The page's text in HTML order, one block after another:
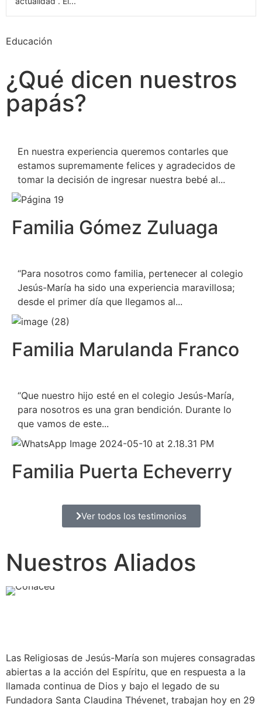
Educación
¿Qué dicen nuestros
papás?
En nuestra experiencia queremos contarles que
estamos supremamente felices y agradecidos de
tomar la decisión de ingresar nuestra bebé al...
Familia Gómez Zuluaga
“Para nosotros como familia, pertenecer al colegio
Jesús-María ha sido una experiencia maravillosa;
desde el primer día que llegamos al...
Familia Marulanda Franco
“Que nuestro hijo esté en el colegio Jesús-María,
para nosotros es una gran bendición. Durante lo
que vamos de este...
Familia Puerta Echeverry
Ver todos los testimonios
Nuestros Aliados
Las Religiosas de Jesús-María son mujeres consagradas
abiertas a la acción del Espíritu, que en respuesta a la
llamada continua de Dios y bajo el legado de su
Fundadora Santa Claudina Thévenet, trabajan hoy en 29